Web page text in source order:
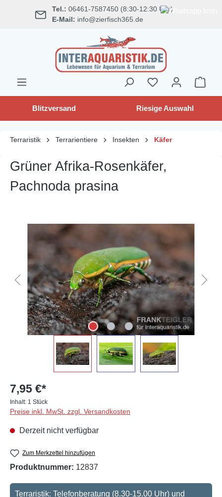
springen Tel.: 06461-7587450 (8:30-12:30 Uhr)
E-Mail: info@zierfisch365.de
Blitzversand Riesige Auswahl
Terraristik Terrarientiere Insekten Käfer
Grüner Afrika-Rosenkäfer,
Pachnoda prasina
Bildergalerie überspringen
7,95 €*
Inhalt: 1 Stück
Preise inkl. MwSt. zzgl. Versandkosten
Derzeit nicht verfügbar
Zum Merkzettel hinzufügen
Produktnummer: 12837
Terraristik: Telefonberatung (8.30-15.00 Uhr) und